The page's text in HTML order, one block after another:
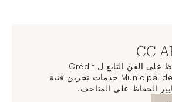
يقدم مركز الحفاظ على الفن التابع ل Crédit
Municipal de Paris ، CC Art خدمات تخزين فنية
الحفاظ على المتاحف.